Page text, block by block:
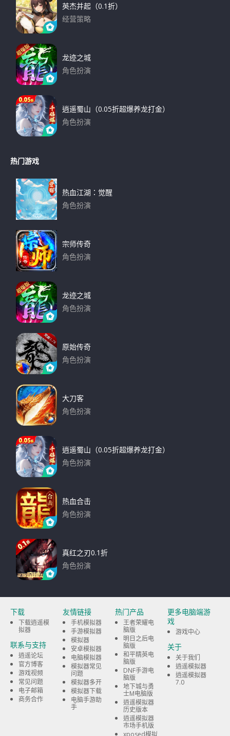
英杰并起（0.1折）
经营策略
龙迹之城
角色扮演
逍遥蜀山（0.05折超爆养龙打金）
角色扮演
热门游戏
热血江湖：觉醒
角色扮演
宗师传奇
角色扮演
龙迹之城
角色扮演
原始传奇
角色扮演
大刀客
角色扮演
逍遥蜀山（0.05折超爆养龙打金）
角色扮演
热血合击
角色扮演
真红之刃0.1折
角色扮演
下载
下载逍遥模
拟器
联系与支持
逍遥论坛
官方博客
游戏视频
常见问题
电子邮箱
商务合作
友情链接
手机模拟器
手游模拟器
模拟器
安卓模拟器
电脑模拟器
模拟器常见
问题
模拟器多开
模拟器下载
电脑手游助
手
热门产品
王者荣耀电
脑版
明日之后电
脑版
和平精英电
脑版
DNF手游电
脑版
地下城与勇
士M电脑版
逍遥模拟器
历史版本
逍遥模拟器
市场手机版
xposed模拟
更多电脑端游
戏
游戏中心
关于
关于我们
逍遥模拟器
逍遥模拟器
7.0